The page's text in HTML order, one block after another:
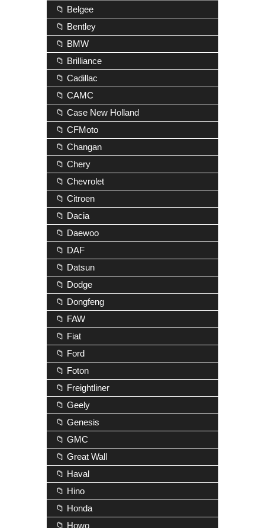
📁 Belgee
📁 Bentley
📁 BMW
📁 Brilliance
📁 Cadillac
📁 CAMC
📁 Case New Holland
📁 CFMoto
📁 Changan
📁 Chery
📁 Chevrolet
📁 Citroen
📁 Dacia
📁 Daewoo
📁 DAF
📁 Datsun
📁 Dodge
📁 Dongfeng
📁 FAW
📁 Fiat
📁 Ford
📁 Foton
📁 Freightliner
📁 Geely
📁 Genesis
📁 GMC
📁 Great Wall
📁 Haval
📁 Hino
📁 Honda
📁 Howo